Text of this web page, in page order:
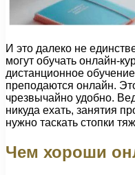
И это далеко не
могут обучать онлайн-
дистанционное
преподаются онлайн.
чрезвычайно удобно.
никуда ехать, занятия
нужно таскать стопки
Чем хороши